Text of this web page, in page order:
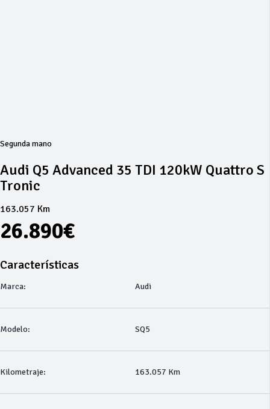
Segunda mano
Audi Q5 Advanced 35 TDI 120kW Quattro S
Tronic
163.057 Km
26.890€
Características
Marca: Audi
Modelo: SQ5
Kilometraje: 163.057 Km